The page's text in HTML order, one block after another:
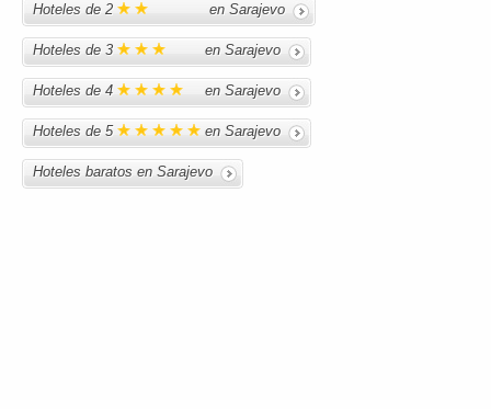
Hoteles de 2 en Sarajevo
Hoteles de 3 en Sarajevo
Hoteles de 4 en Sarajevo
Hoteles de 5 en Sarajevo
Hoteles baratos en Sarajevo